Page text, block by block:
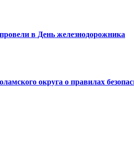
в День железнодорожника
округа о правилах